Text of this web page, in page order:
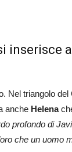
inserisce
Nel triangolo
anche Helena
profondo di
che un uomo